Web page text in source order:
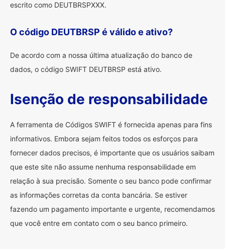
escrito como DEUTBRSPXXX.
O código DEUTBRSP é válido e ativo?
De acordo com a nossa última atualização do banco de
dados, o código SWIFT DEUTBRSP está ativo.
Isenção de responsabilidade
A ferramenta de Códigos SWIFT é fornecida apenas para fins
informativos. Embora sejam feitos todos os esforços para
fornecer dados precisos, é importante que os usuários saibam
que este site não assume nenhuma responsabilidade em
relação à sua precisão. Somente o seu banco pode confirmar
as informações corretas da conta bancária. Se estiver
fazendo um pagamento importante e urgente, recomendamos
que você entre em contato com o seu banco primeiro.